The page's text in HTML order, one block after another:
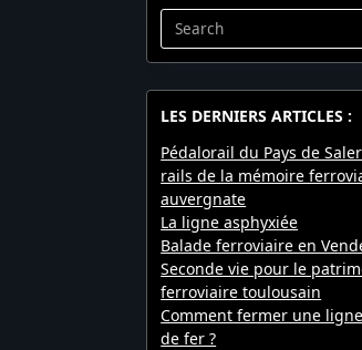
Search
for:
LES DERNIERS ARTICLES :
Pédalorail du Pays de
rails de la mémoire
auvergnate
La ligne asphyxiée
Balade ferroviaire en
Seconde vie pour le
ferroviaire toulousain
Comment fermer une
de fer ?